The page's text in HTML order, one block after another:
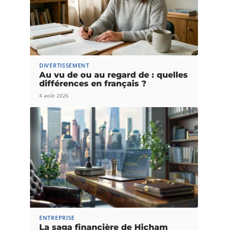
DIVERTISSEMENT
Au vu de ou au regard de : quelles
différences en français ?
4 août 2026
ENTREPRISE
La saga financière de Hicham